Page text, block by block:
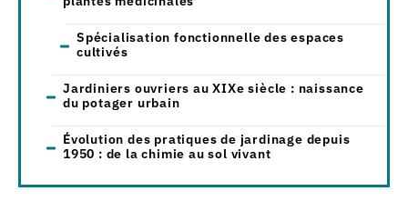
Spécialisation fonctionnelle des espaces
cultivés
Jardiniers ouvriers au XIXe siècle : naissance
du potager urbain
Évolution des pratiques de jardinage depuis
1950 : de la chimie au sol vivant